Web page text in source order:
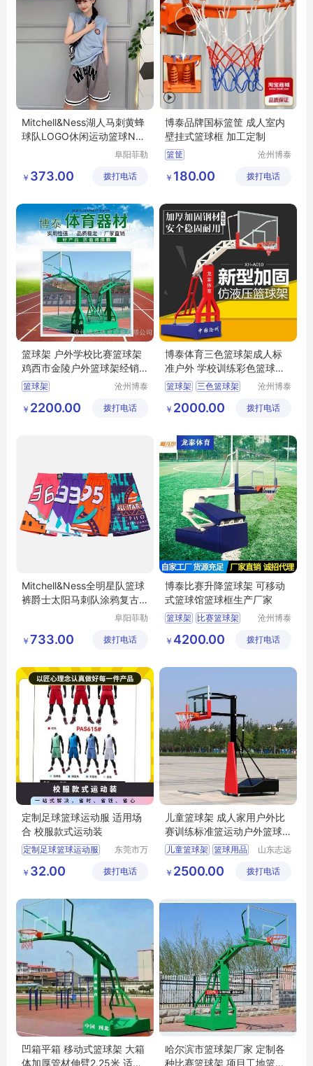
Mitchell&Ness湖人马刺黄蜂
球队LOGO休闲运动篮球NBA
阜阳菲勒
公司
￥ 373.00 拨打电话
博泰品牌国标篮筐 成人室内
壁挂式篮球框 加工定制
篮筐
沧州博泰
有限公司
￥ 180.00 拨打电话
篮球架 户外学校比赛篮球架
鸡西市金陵户外篮球架经销
商
篮球架
沧州博泰
有限公司
￥ 2200.00 拨打电话
博泰体育三色篮球架成人标
准户外 学校训练彩色篮球架
子篮球框
篮球架 三色篮球架
博泰篮球架
沧州博泰
有限公司
￥ 2000.00 拨打电话
Mitchell&Ness全明星队篮球
裤爵士太阳马刺队涂鸦复古
阜阳菲勒
公司
￥ 733.00 拨打电话
博泰比赛升降篮球架 可移动
式篮球馆篮球框生产厂家
篮球架 比赛篮球架
移动篮球框
沧州博泰
有限公司
￥ 4200.00 拨打电话
定制足球篮球运动服 适用场
合 校服款式运动装
定制足球篮球运动服
东莞市万
衣厂
￥ 32.00 拨打电话
儿童篮球架 成人家用户外比
赛训练标准篮运动户外篮球
用品
儿童篮球架 篮球用品
山东志远
有限公司
￥ 2500.00 拨打电话
凹箱平箱 移动式篮球架 大箱
体加厚管材伸臂2.25米 适用
哈尔滨市篮球架厂家 定制各
种比赛篮球架 项目工地篮球